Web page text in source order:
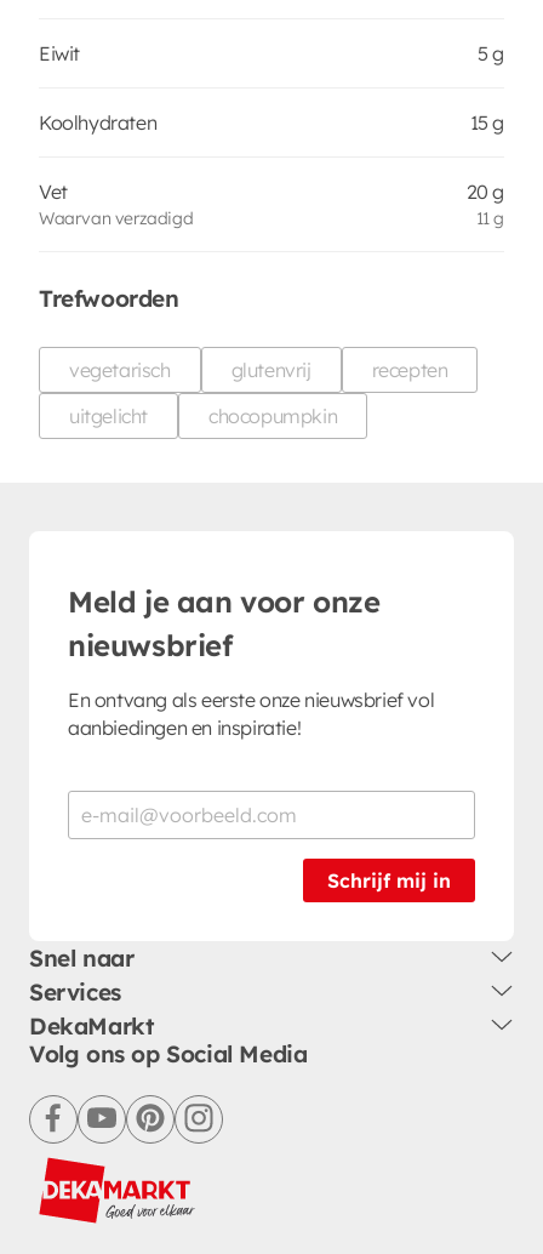
Eiwit 5 g
Koolhydraten 15 g
Vet 20 g
Waarvan verzadigd 11 g
Trefwoorden
vegetarisch glutenvrij
recepten
uitgelicht
chocopumpkin
Meld je aan voor onze
nieuwsbrief
En ontvang als eerste onze nieuwsbrief vol
aanbiedingen en inspiratie!
Schrijf mij in
Snel naar
Services
DekaMarkt
Volg ons op Social Media
facebookyoutubepinterestinstagram